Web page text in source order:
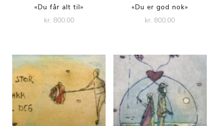
«Du får alt til»
kr. 800.00
«Du er god nok»
kr. 800.00